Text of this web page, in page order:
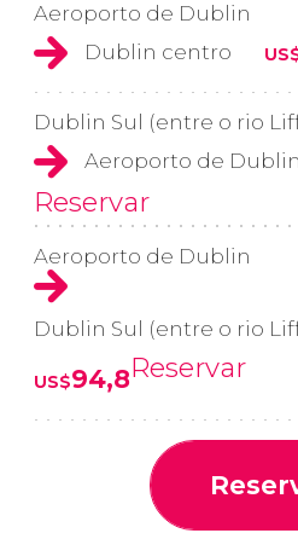
Aeroporto de Dublin
Dublin centro
Dublin Sul (entre o rio
Aeroporto de Dublin
Reservar
Aeroporto de Dublin
Dublin Sul (entre o rio
US$94,8Reservar